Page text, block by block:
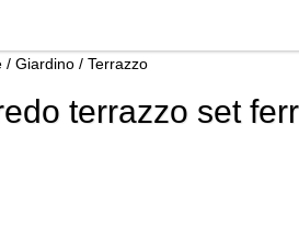
/ Giardino / Terrazzo
terrazzo set